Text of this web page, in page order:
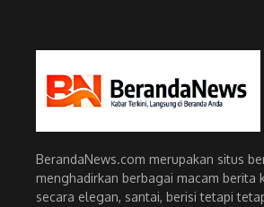
BerandaNews.com merupakan situs
menghadirkan berbagai macam berita
secara elegan, santai, berisi tetapi